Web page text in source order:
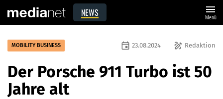
NEWS menu
Menü
MOBILITY BUSINESS draw Redaktion
event 23.08.2024
Der Porsche 911 Turbo ist 50
Jahre alt